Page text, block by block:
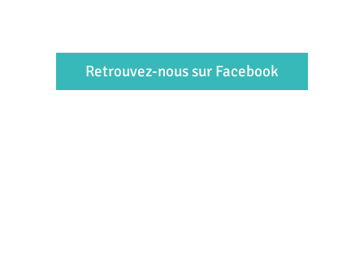
Retrouvez-nous sur Facebook